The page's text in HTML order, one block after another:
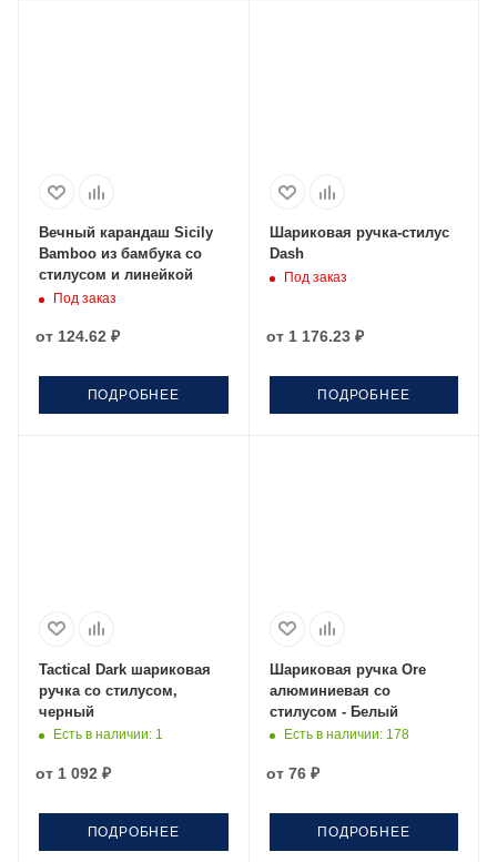
Вечный карандаш Sicily
Bamboo из бамбука со
стилусом и линейкой
Под заказ
от 124.62 ₽
ПОДРОБНЕЕ
Шариковая ручка-стилус
Dash
Под заказ
от 1 176.23 ₽
ПОДРОБНЕЕ
Tactical Dark шариковая
ручка со стилусом,
черный
Есть в наличии: 1
от 1 092 ₽
ПОДРОБНЕЕ
Шариковая ручка Ore
алюминиевая со
стилусом - Белый
Есть в наличии: 178
от 76 ₽
ПОДРОБНЕЕ